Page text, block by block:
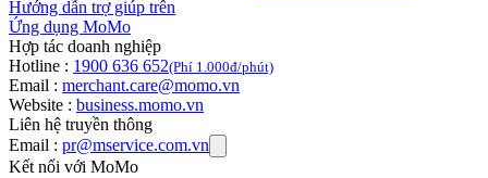
Hướng dẫn trợ giúp trên
Ứng dụng MoMo
Hợp tác doanh nghiệp
Hotline : 1900 636 652(Phí 1.000đ/phút)
Email : merchant.care@momo.vn
Website : business.momo.vn
Liên hệ truyền thông
Email : pr@mservice.com.vn
Kết nối với MoMo